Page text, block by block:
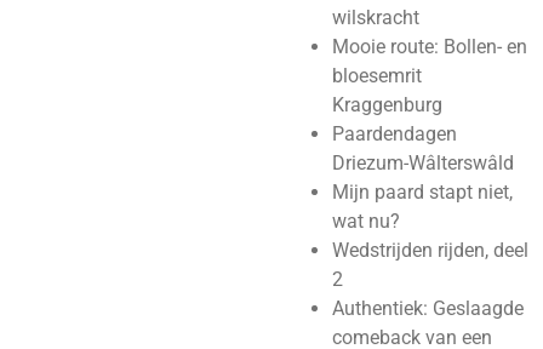
wilskracht
Mooie route: Bollen- en
bloesemrit
Kraggenburg
Paardendagen
Driezum-Wâlterswâld
Mijn paard stapt niet,
wat nu?
Wedstrijden rijden, deel
2
Authentiek: Geslaagde
comeback van een